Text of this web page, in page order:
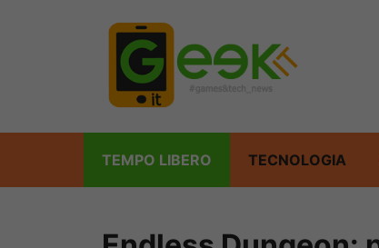
TEMPO LIBERO TECNOLOGIA